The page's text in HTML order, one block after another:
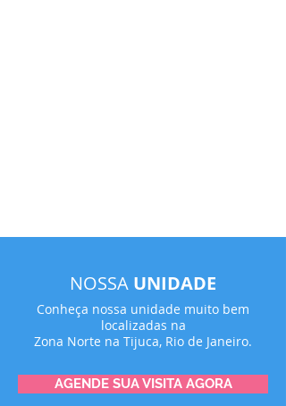
NOSSA UNIDADE
Conheça nossa unidade muito bem
localizadas na
Zona Norte na Tijuca, Rio de Janeiro.
AGENDE SUA VISITA AGORA